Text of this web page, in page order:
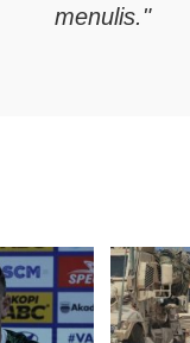
menulis."